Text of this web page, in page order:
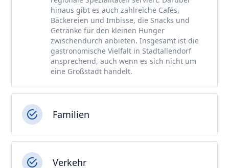
hinaus gibt es auch zahlreiche Cafés,
Bäckereien und Imbisse, die Snacks und
Getränke für den kleinen Hunger
zwischendurch anbieten. Insgesamt ist die
gastronomische Vielfalt in Stadtallendorf
ansprechend, auch wenn es sich nicht um
eine Großstadt handelt.
Familien
Verkehr